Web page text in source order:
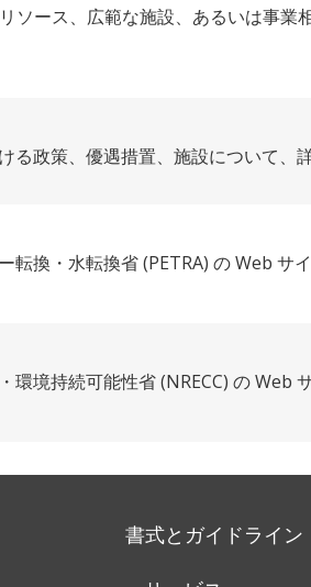
ソース、広範な施設、あるいは事業
る政策、優遇措置、施設について、
転換・水転換省 (PETRA) の Web サ
境持続可能性省 (NRECC) の Web
書式とガイドライン